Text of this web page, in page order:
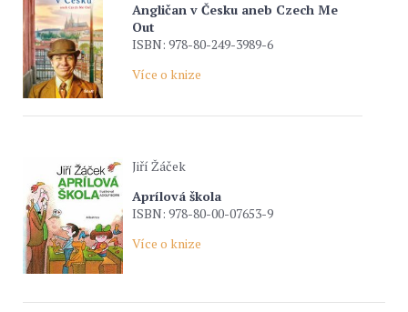
Angličan v Česku aneb Czech Me
Out
ISBN: 978-80-249-3989-6
Více o knize
Jiří Žáček
Aprílová škola
ISBN: 978-80-00-07653-9
Více o knize